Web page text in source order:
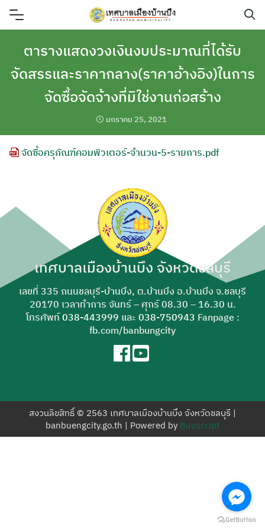
Skip
ค้นหา
สำหรับ:
ตารางแสดงวงเงินงบประมาณที่ได้รับ
จัดสรรและราคากลาง(ราคาอ้างอิง)ในการ
จัดซื้อจัดจ้างที่มิใช่งานก่อสร้าง
มกราคม 25, 2021
จัดซื้อครุภัณฑ์คอมพิวเตอร์-จำนวน-5-รายการ.pdf
เทศบาลเมืองบ้านบึง จังหวัดชลบุรี
เลขที่ 335 ถนนชลบุรี-บ้านบึง, ต.บ้านบึง อ.บ้านบึง จ.ชลบุรี
20170 เวลาทำการ จันทร์ – ศุกร์ 08.30 – 16.30 น.
โทรศัพท์038-443999 และ 038-750943 Fanpage :
fb.com/banbungcity
สงวนลิขสิทธิ์ © 2563 เทศบาลเมืองบ้านบึง จังหวัดชลบุรี |
banbuengcity.go.th | Powered by Buuscript